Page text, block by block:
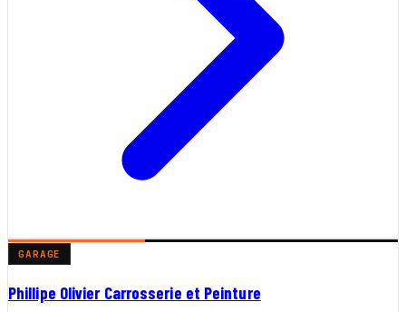
GARAGE
Phillipe Olivier Carrosserie et Peinture